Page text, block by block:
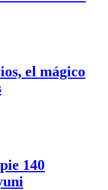
el mágico
140